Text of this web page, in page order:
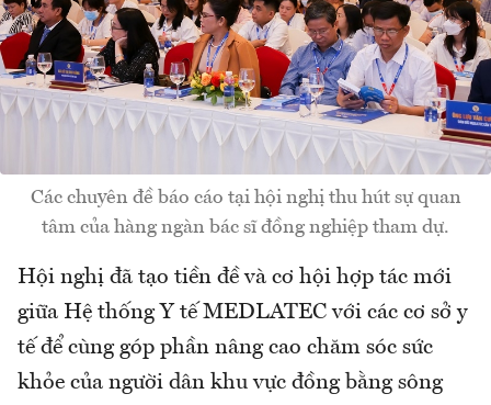
Các chuyên đề báo cáo tại hội nghị thu hút sự quan
tâm của hàng ngàn bác sĩ đồng nghiệp tham dự.
Hội nghị đã tạo tiền đề và cơ hội hợp tác mới
giữa Hệ thống Y tế MEDLATEC với các cơ sở y
tế để cùng góp phần nâng cao chăm sóc sức
khỏe của người dân khu vực đồng bằng sông